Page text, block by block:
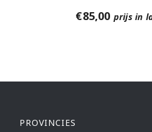
€85,00 prijs in
PROVINCIES